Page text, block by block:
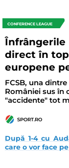
CONFERENCE LEAGUE
Înfrângerile
direct în
europene
FCSB, una
României sus în
"accidente" tot
SPORT.RO
După 1-4 cu
care o vor face